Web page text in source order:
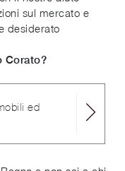
sul mercato e
desiderato
Corato?
ed